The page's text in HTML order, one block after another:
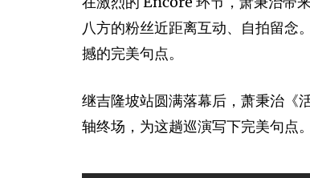
八方的粉丝近距离互动、自拍留念
撼的完美句点。
继吉隆坡站圆满落幕后，萧秉治《
轴终场，为这趟巡演写下完美句点。